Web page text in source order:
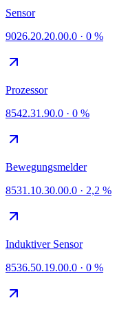
Sensor
9026.20.20.00.0 · 0 %
Prozessor
8542.31.90.0 · 0 %
Bewegungsmelder
8531.10.30.00.0 · 2,2 %
Induktiver Sensor
8536.50.19.00.0 · 0 %